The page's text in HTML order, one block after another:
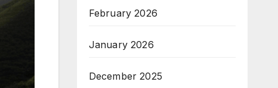
February 2026
January 2026
December 2025